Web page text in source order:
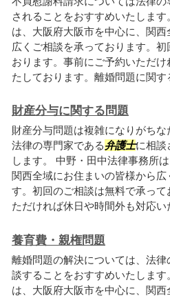
されることをおすすめいたしま
は、大阪府大阪市を中心に、関
広くご相談を承っております。
おります。事前にご予約いただ
たしております。離婚問題に関す
財産分与に関する問題
財産分与問題は複雑になりがち
法律の専門家である弁護士に相談
します。 中野・田中法律事務所
関西全域にお住まいの皆様から
す。初回のご相談は無料で承っ
ただければ休日や時間外も対応い
養育費・親権問題
離婚問題の解決については、法律
談することをおすすめいたしま
は、大阪府大阪市を中心に、関